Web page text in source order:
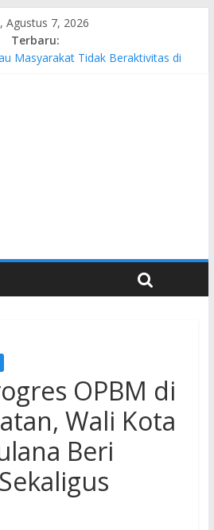
Agustus 7, 2026
Terbaru:
Masyarakat Tidak Beraktivitas di
OPBM di
Wali Kota
Beri